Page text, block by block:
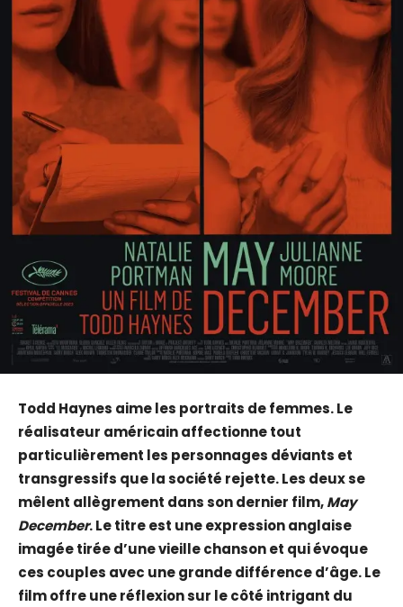
Todd Haynes aime les portraits de femmes. Le
réalisateur américain affectionne tout
particulièrement les personnages déviants et
transgressifs que la société rejette. Les deux se
mêlent allègrement dans son dernier film,May
December. Le titre est une expression anglaise
imagée tirée d’une vieille chanson et qui évoque
ces couples avec une grande différence d’âge. Le
film offre une réflexion sur le côté intrigant du